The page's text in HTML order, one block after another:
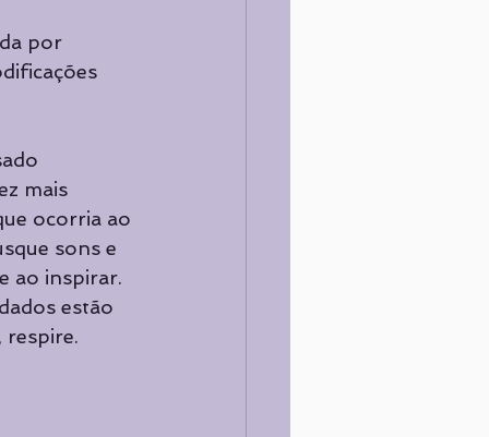
por
mais
ocorria ao
sons e
ao inspirar.
estão
respire.